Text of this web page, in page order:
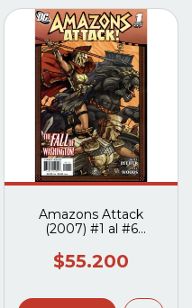
Amazons Attack
(2007) #1 al #6
$55.200